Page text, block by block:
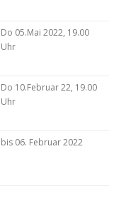
Do 05.Mai 2022, 19.00
Uhr
Do 10.Februar 22, 19.00
Uhr
bis 06. Februar 2022